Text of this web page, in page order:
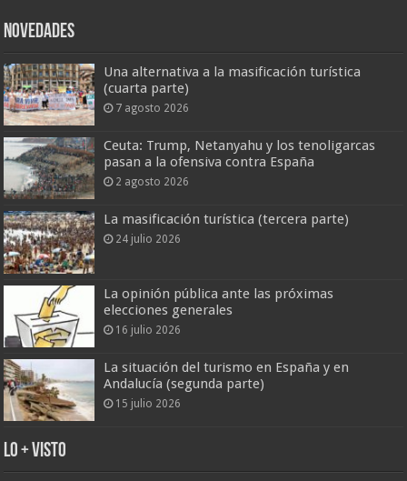
Novedades
Una alternativa a la masificación turística
(cuarta parte)
7 agosto 2026
Ceuta: Trump, Netanyahu y los tenoligarcas
pasan a la ofensiva contra España
2 agosto 2026
La masificación turística (tercera parte)
24 julio 2026
La opinión pública ante las próximas
elecciones generales
16 julio 2026
La situación del turismo en España y en
Andalucía (segunda parte)
15 julio 2026
Lo + Visto